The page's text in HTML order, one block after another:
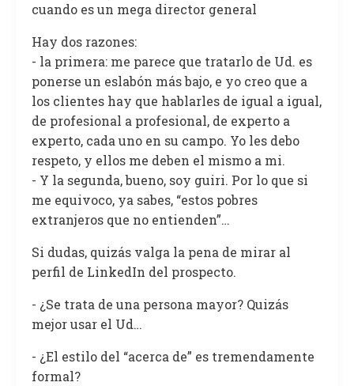
cuando es un mega director general
Hay dos razones:
- la primera: me parece que tratarlo de Ud. es
ponerse un eslabón más bajo, e yo creo que a
los clientes hay que hablarles de igual a igual,
de profesional a profesional, de experto a
experto, cada uno en su campo. Yo les debo
respeto, y ellos me deben el mismo a mi.
- Y la segunda, bueno, soy guiri. Por lo que si
me equivoco, ya sabes, “estos pobres
extranjeros que no entienden”…
Si dudas, quizás valga la pena de mirar al
perfil de LinkedIn del prospecto.
- ¿Se trata de una persona mayor? Quizás
mejor usar el Ud…
- ¿El estilo del “acerca de” es tremendamente
formal?